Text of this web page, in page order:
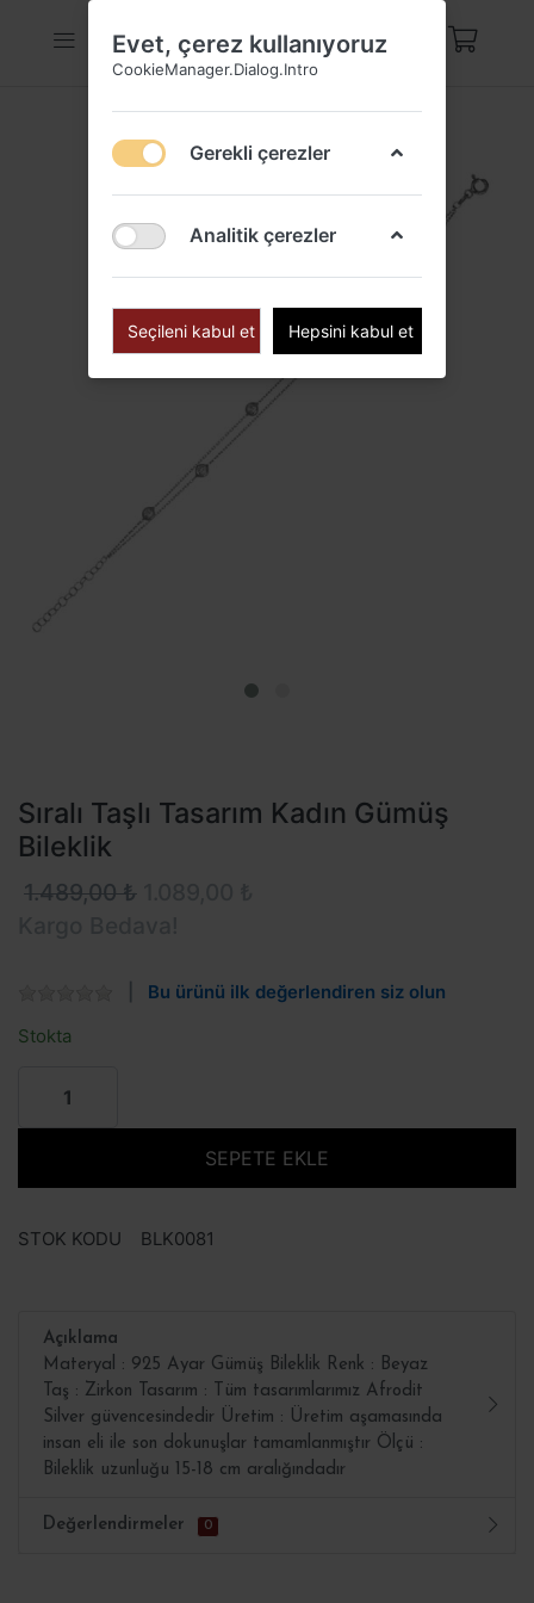
Sıralı Taşlı Tasarım Kadın Gümüş
Bileklik
1.489,00 ₺
Bu ürünü ilk değerlendiren siz olun
Stokta
SEPETE EKLE
STOK KODU BLK0081
Açıklama
Materyal : 925 Ayar Gümüş Bileklik Renk : Beyaz
Taş : Zirkon Tasarım : Tüm tasarımlarımız Afrodit
Silver güvencesindedir Üretim : Üretim aşamasında
insan eli ile son dokunuşlar tamamlanmıştır Ölçü :
Bileklik uzunluğu 15-18 cm aralığındadır
Değerlendirmeler 0
Evet, çerez kullanıyoruz
CookieManager.Dialog.Intro
Gerekli çerezler
Analitik çerezler
Seçileni kabul et Hepsini kabul et